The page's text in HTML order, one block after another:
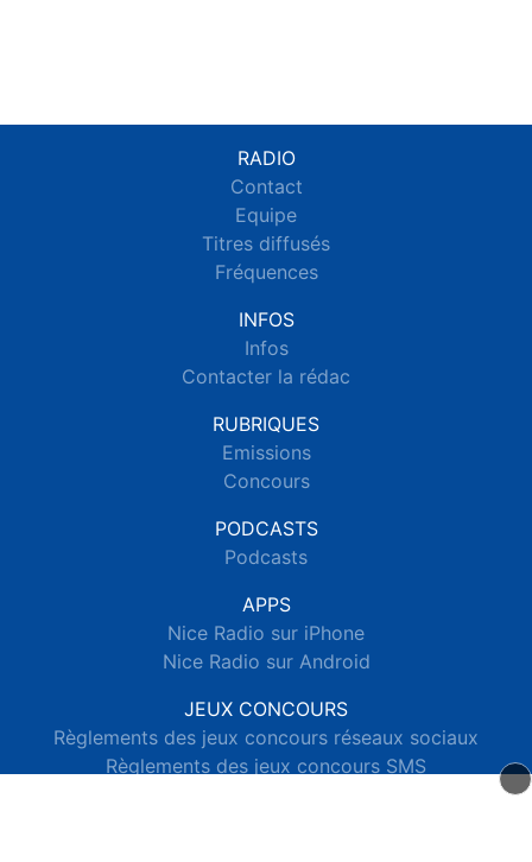
RADIO
Contact
Equipe
Titres diffusés
Fréquences
INFOS
Infos
Contacter la rédac
RUBRIQUES
Emissions
Concours
PODCASTS
Podcasts
APPS
Nice Radio sur iPhone
Nice Radio sur Android
JEUX CONCOURS
Règlements des jeux concours réseaux sociaux
Règlements des jeux concours SMS